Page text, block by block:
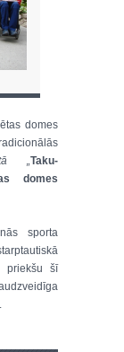
domes
„Taku-
domes
sporta
priekšu šī